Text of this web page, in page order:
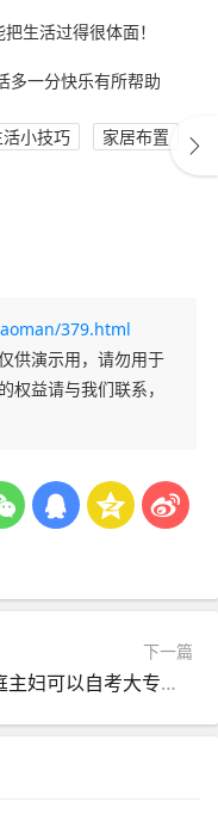
生活过得很体面！
多一分快乐有所帮助
活小技巧
家居布置
379.html
供演示用，请勿用于
权益请与我们联系，
下一篇
家庭主妇可以自考大专吗_怎么报名